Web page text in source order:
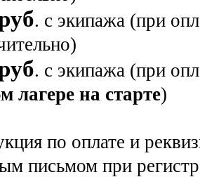
. с экипажа (при
. с экипажа (при
лагере на старте)
по оплате и
письмом при